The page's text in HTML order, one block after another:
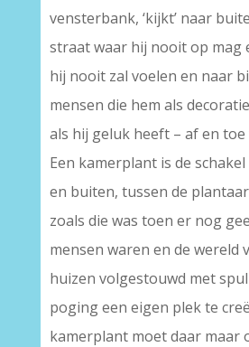
vensterbank, ‘kijkt’ naar
straat waar hij nooit op mag
hij nooit zal voelen en naar
mensen die hem als
als hij geluk heeft – af en toe
Een kamerplant is de
en buiten, tussen de
zoals die was toen er nog
mensen waren en de wereld
huizen volgestouwd met
poging een eigen plek te
kamerplant moet daar maar